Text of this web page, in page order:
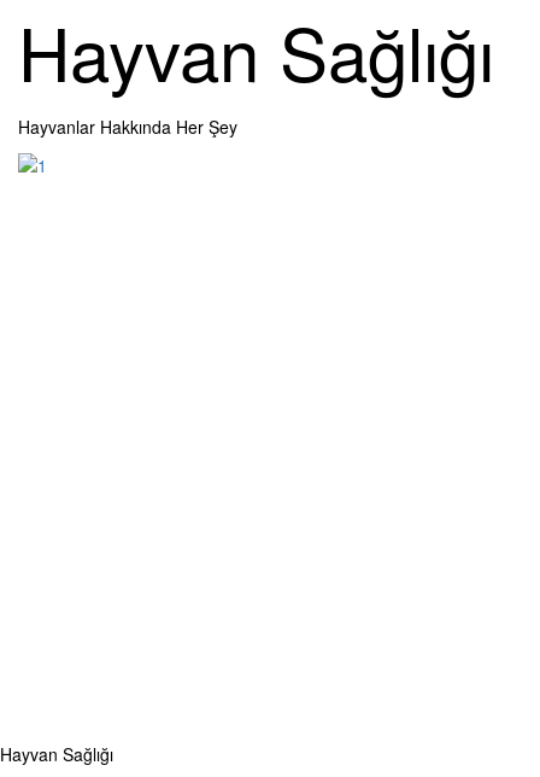
content
Hayvan Sağlığı
Hayvanlar Hakkında Her Şey
Primary
Hayvan Sağlığı